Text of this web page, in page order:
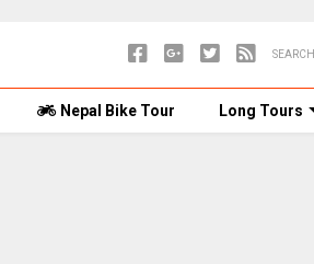
SEARCH
Nepal Bike Tour Long Tours